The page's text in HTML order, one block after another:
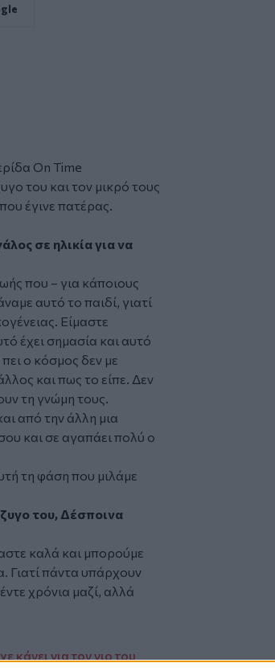
On Time
του και τον μικρό τους
έγινε πατέρας.
σε ηλικία για να
που – για κάποιους
αυτό το παιδί, γιατί
Είμαστε
έχει σημασία και αυτό
ο κόσμος δεν με
και πως το είπε. Δεν
τη γνώμη τους.
από την άλλη μια
και σε αγαπάει πολύ ο
τη φάση που μιλάμε
του, Δέσποινα
καλά και μπορούμε
Γιατί πάντα υπάρχουν
χρόνια μαζί, αλλά
κάνει για τον γιο του